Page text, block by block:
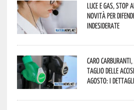
Luce e gas,
novità per
indesiderate
Caro
taglio delle
agosto: i dettagli